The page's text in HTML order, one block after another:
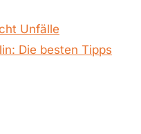
Unfälle
Die besten Tipps